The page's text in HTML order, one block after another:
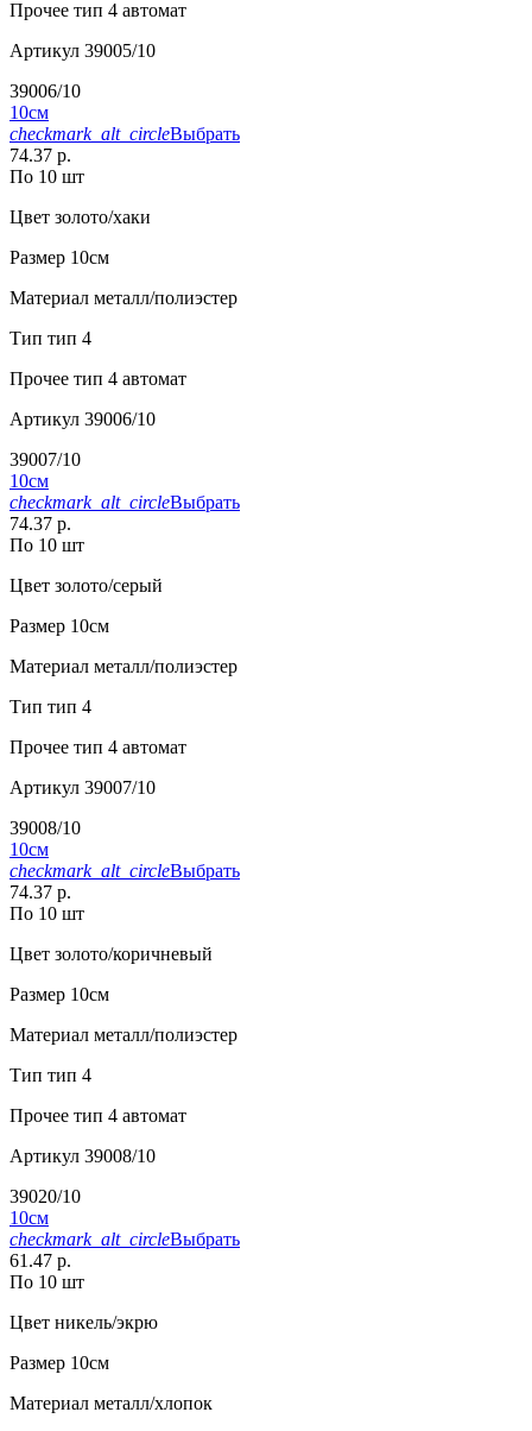
Прочее тип 4 автомат
Артикул 39005/10
39006/10
10см
checkmark_alt_circleВыбрать
74.37 р.
По 10 шт
Цвет золото/хаки
Размер 10см
Материал металл/полиэстер
Тип тип 4
Прочее тип 4 автомат
Артикул 39006/10
39007/10
10см
checkmark_alt_circleВыбрать
74.37 р.
По 10 шт
Цвет золото/серый
Размер 10см
Материал металл/полиэстер
Тип тип 4
Прочее тип 4 автомат
Артикул 39007/10
39008/10
10см
checkmark_alt_circleВыбрать
74.37 р.
По 10 шт
Цвет золото/коричневый
Размер 10см
Материал металл/полиэстер
Тип тип 4
Прочее тип 4 автомат
Артикул 39008/10
39020/10
10см
checkmark_alt_circleВыбрать
61.47 р.
По 10 шт
Цвет никель/экрю
Размер 10см
Материал металл/хлопок